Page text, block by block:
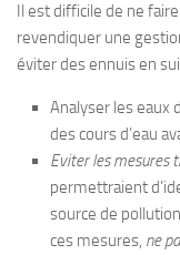
Il est difficile de ne
revendiquer une
éviter des ennuis en
Analyser les eaux
des cours d’eau
Eviter les mesures
permettraient
source de
ces mesures, ne